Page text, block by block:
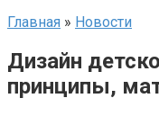
Главная » Новости
Дизайн
принципы,